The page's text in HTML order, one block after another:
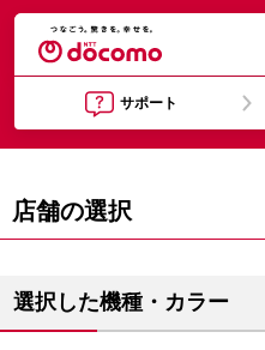
サポート
店舗の選択
選択した機種・カラー